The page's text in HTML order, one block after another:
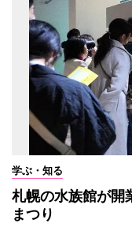
学ぶ・知る
札幌の水族館が
まつり